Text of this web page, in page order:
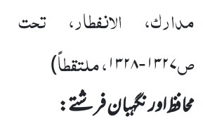
مدارک، الانفطار، تحت
ص۱۳۲۷-۱۳۲۸، ملتقطاً)
محافظ اور نگہبان فرشتے: